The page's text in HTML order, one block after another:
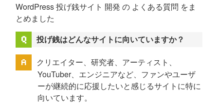
WordPress 投げ銭サイト 開発 の よくある質問 をま
とめました
投げ銭はどんなサイトに向いていますか？
クリエイター、研究者、アーティスト、
YouTuber、エンジニアなど、ファンやユーザ
ーが継続的に応援したいと感じるサイトに特に
向いています。